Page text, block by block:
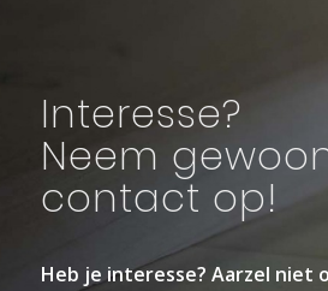
Interesse?
Neem
contact op!
Heb je interesse? Aarzel niet